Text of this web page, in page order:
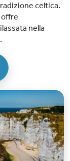
celtica.
offre
nella